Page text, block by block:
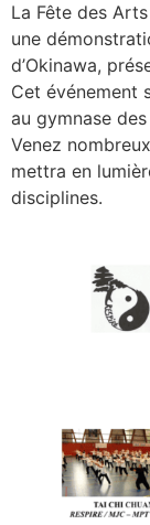
La Fête des
une
d’Okinawa,
Cet événement
au gymnase
Venez
mettra en
disciplines.